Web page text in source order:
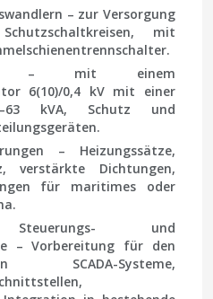
– zur Versorgung
mit
mit einem
6(10)/0,4 kV mit einer
kVA, Schutz und
– Heizungssätze,
verstärkte Dichtungen,
für maritimes oder
Steuerungs- und
– Vorbereitung für den
Systeme,